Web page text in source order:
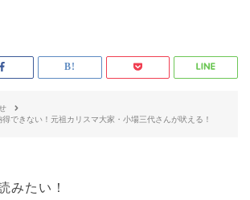
できない！元祖カリスマ大家・小場三代さんが吠える！
みたい！